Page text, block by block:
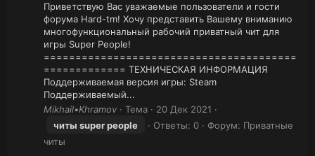
Приветствую Вас уважаемые пользователи и гости
форума Hard-tm! Хочу представить Вашему вниманию
многофункциональный рабочий приватный чит для
игры Super People!
========================================
============= ТЕХНИЧЕСКАЯ ИНФОРМАЦИЯ
Поддерживаемая версия игры: Steam
Поддерживаемый...
Mikhail•Khramov
Тема
20 Дек 2021
читы superpeople Ответы: 0 Форум: Приватные
читы